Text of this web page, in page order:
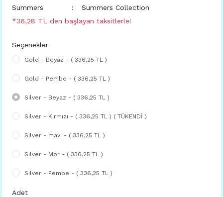
Summers
Summers Collection
*36,28 TL den başlayan taksitlerle!
Seçenekler
Gold - Beyaz - ( 336,25 TL )
Gold - Pembe - ( 336,25 TL )
Silver - Beyaz - ( 336,25 TL )
Silver - Kırmızı - ( 336,25 TL ) ( TÜKENDİ )
Silver - mavi - ( 336,25 TL )
Silver - Mor - ( 336,25 TL )
Silver - Pembe - ( 336,25 TL )
Adet